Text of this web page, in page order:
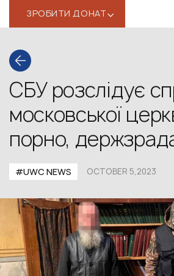
ЗРОБИТИ ДОНАТ‹
СБУ розслідує
московської
порно,
#UWС NEWS OCTOBER 5,2023